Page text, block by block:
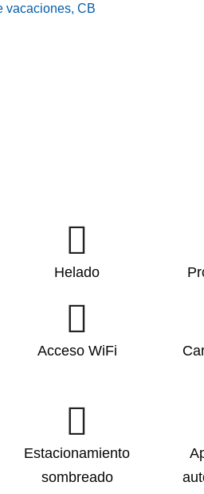
vacaciones, CB
Helado
Acceso WiFi
Estacionamiento
sombreado